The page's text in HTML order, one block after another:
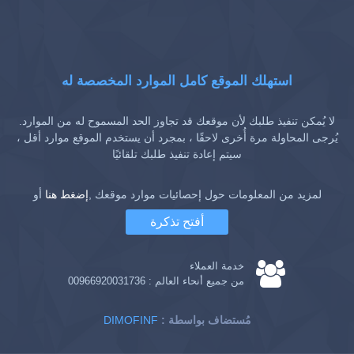
استهلك الموقع كامل الموارد المخصصة له
لا يُمكن تنفيذ طلبك لأن موقعك قد تجاوز الحد المسموح له من الموارد.
يُرجى المحاولة مرة أُخرى لاحقًا ، بمجرد أن يستخدم الموقع موارد أقل ،
سيتم إعادة تنفيذ طلبك تلقائيًا
لمزيد من المعلومات حول إحصائيات موارد موقعك ,إضغط هنا أو
أفتح تذكرة
خدمة العملاء
من جميع أنحاء العالم : 00966920031736
DIMOFINF : مُستضاف بواسطة